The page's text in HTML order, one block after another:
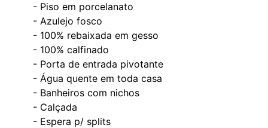
- ⁠Piso em porcelanato
- ⁠Azulejo fosco
- ⁠100% rebaixada em gesso
- ⁠100% calfinado
- ⁠Porta de entrada pivotante
- ⁠Água quente em toda casa
- ⁠Banheiros com nichos
- ⁠Calçada
- ⁠Espera p/ splits